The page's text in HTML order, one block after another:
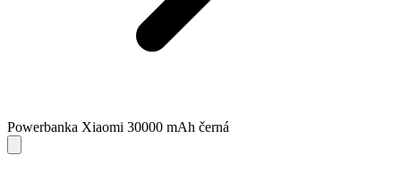
Powerbanka Xiaomi 30000 mAh černá